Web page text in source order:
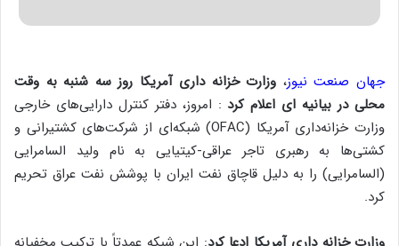
جهان صنعت نیوز، وزارت خزانه داری آمریکا روز سه شنبه به وقت
محلی در بیانیه ای اعلام کرد : امروز، دفتر کنترل دارایی‌های خارجی
وزارت خزانه‌داری آمریکا (OFAC) شبکه‌ای از شرکت‌های کشتیرانی و
کشتی‌ها به رهبری تاجر عراقی-کیتیایی به نام ولید السامرایی
(السامرایی) را به دلیل قاچاق نفت ایران با پوشش نفت عراق تحریم
کرد.